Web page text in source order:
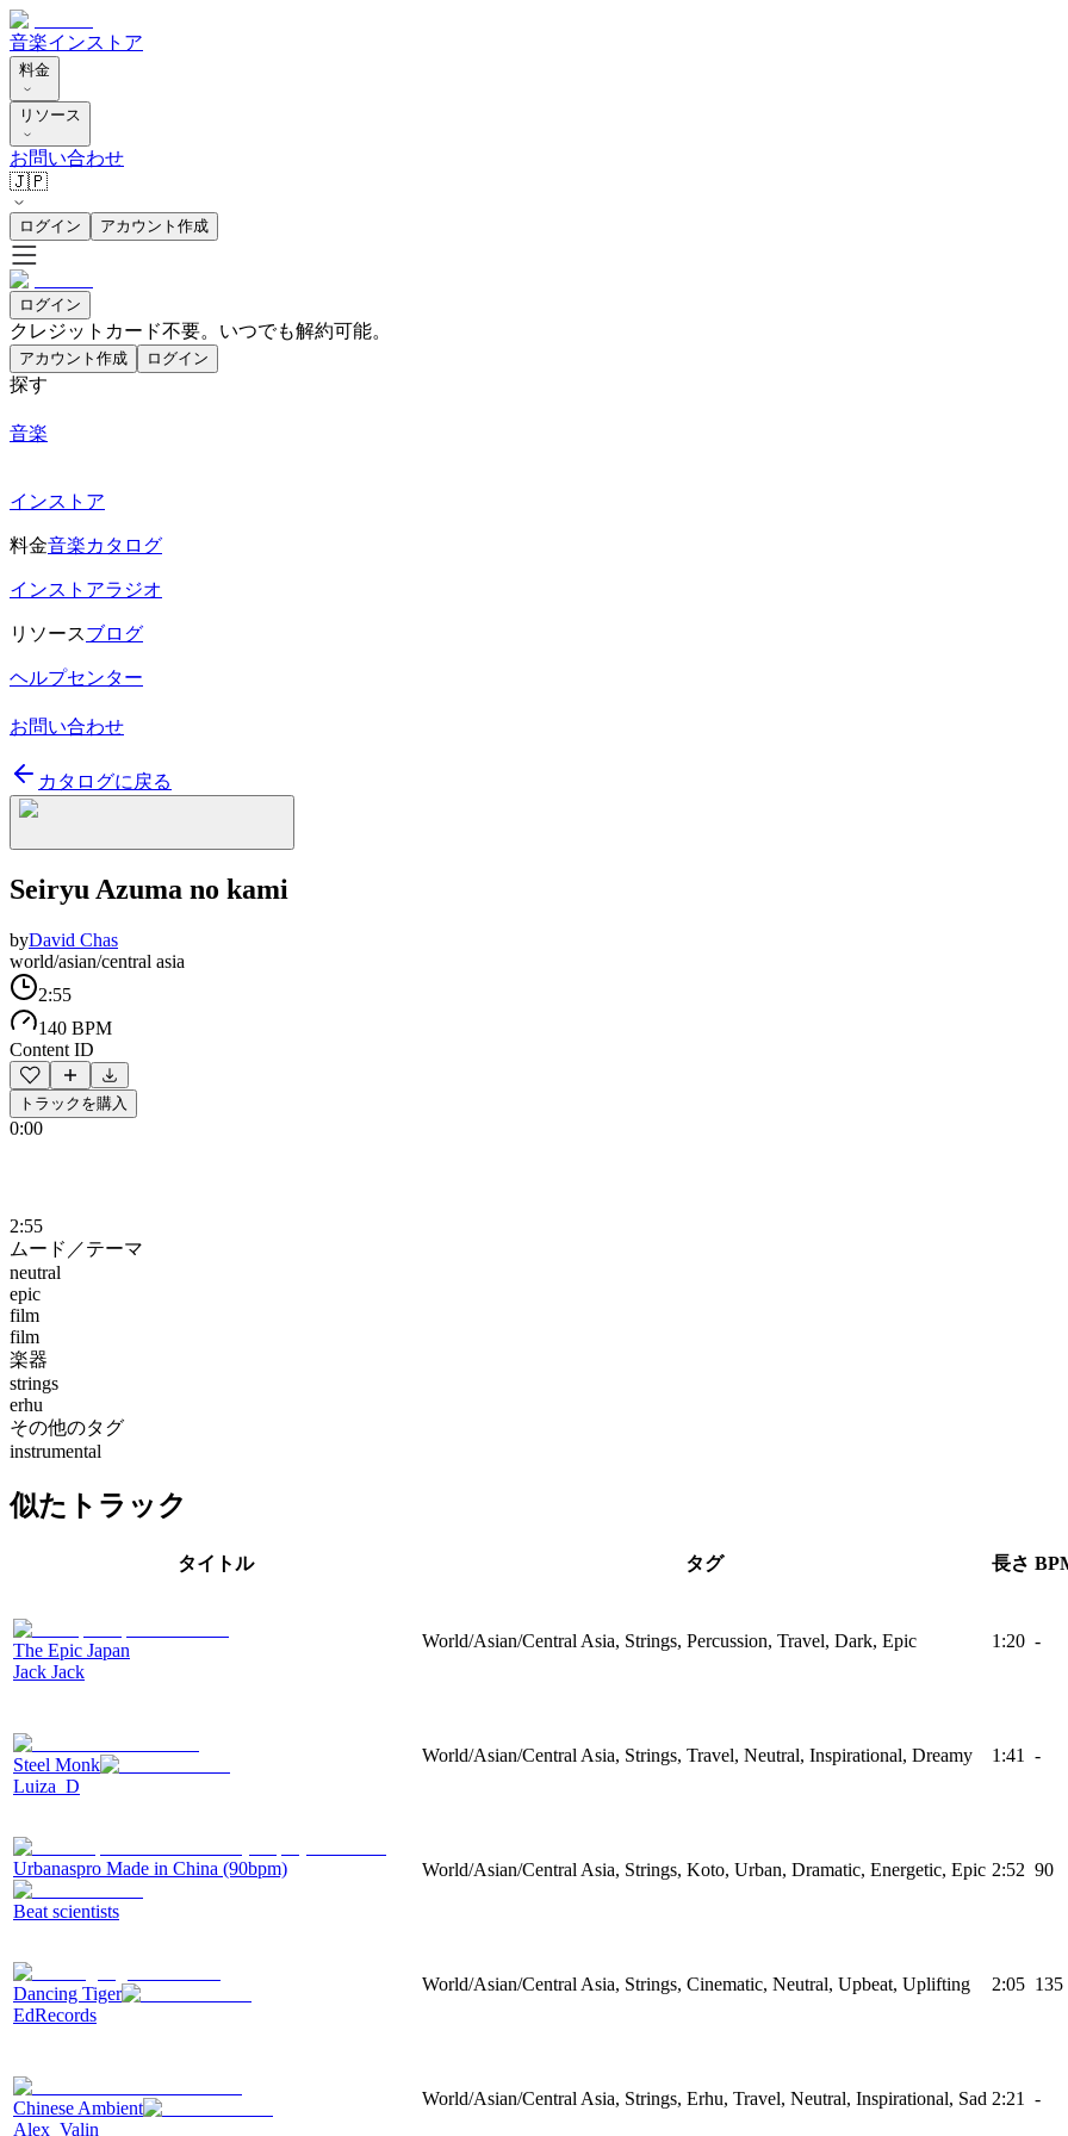
音楽インストア
料金
リソース
お問い合わせ
🇯🇵
ログイン アカウント作成
ログイン
クレジットカード不要。いつでも解約可能。
アカウント作成 ログイン
探す
音楽
インストア
料金音楽カタログ
インストアラジオ
リソースブログ
ヘルプセンター
お問い合わせ
カタログに戻る
Seiryu Azuma no kami
byDavid Chas
world/asian/central asia
2:55
140 BPM
Content ID
トラックを購入
0:00
2:55
ムード／テーマ
neutral
epic
film
film
楽器
strings
erhu
その他のタグ
instrumental
似たトラック
タイトル タグ 長さ
The Epic Japan
Jack Jack
World/Asian/Central Asia, Strings, Percussion, Travel, Dark, Epic 1:20 -
Steel Monk
Luiza_D
World/Asian/Central Asia, Strings, Travel, Neutral, Inspirational, Dreamy 1:41 -
Urbanaspro Made in China (90bpm)
Beat scientists
World/Asian/Central Asia, Strings, Koto, Urban, Dramatic, Energetic, Epic 2:52 90
Dancing Tiger
EdRecords
World/Asian/Central Asia, Strings, Cinematic, Neutral, Upbeat, Uplifting 2:05 135
Chinese Ambient
Alex_Valin
World/Asian/Central Asia, Strings, Erhu, Travel, Neutral, Inspirational, Sad 2:21 -